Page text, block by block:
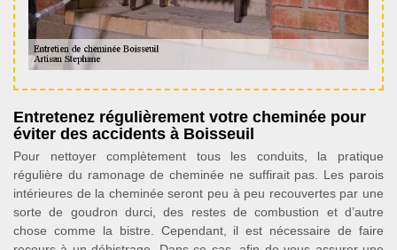
Entretenez régulièrement votre cheminée pour
éviter des accidents à Boisseuil
Pour nettoyer complètement tous les conduits, la pratique
régulière du ramonage de cheminée ne suffirait pas. Les parois
intérieures de la cheminée seront peu à peu recouvertes par une
sorte de goudron durci, des restes de combustion et d’autre
chose comme la bistre. Cependant, il est nécessaire de faire